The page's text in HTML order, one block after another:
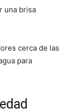
una brisa
cerca de las
para